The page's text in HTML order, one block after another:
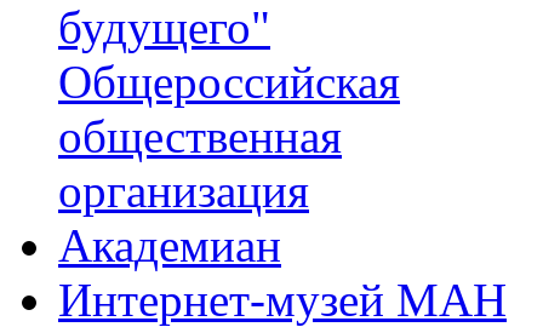
будущего"
Общероссийская
общественная
организация
Академиан
Интернет-музей МАН